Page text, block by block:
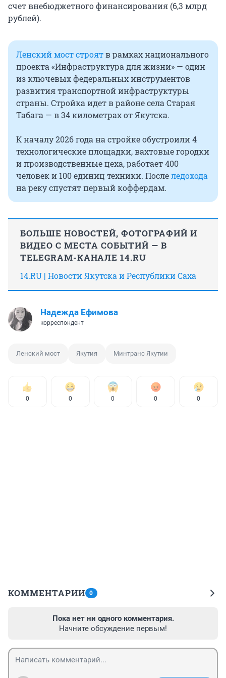
счет внебюджетного финансирования (6,3 млрд
рублей).
Ленский мост строятв рамках национального
проекта «Инфраструктура для жизни» — один
из ключевых федеральных инструментов
развития транспортной инфраструктуры
страны. Стройка идет в районе села Старая
Табага — в 34 километрах от Якутска.
К началу 2026 года на стройке обустроили 4
технологические площадки, вахтовые городки
и производственные цеха, работает 400
человек и 100 единиц техники. Послеледохода
на реку спустят первый коффердам.
БОЛЬШЕ НОВОСТЕЙ, ФОТОГРАФИЙ И
ВИДЕО С МЕСТА СОБЫТИЙ — В
TELEGRAM-КАНАЛЕ 14.RU
14.RU | Новости Якутска и Республики Саха
Надежда Ефимова
корреспондент
Ленский мост Якутия Минтранс Якутии
0 0 0 0 0
КОММЕНТАРИИ 0
Пока нет ни одного комментария.
Начните обсуждение первым!